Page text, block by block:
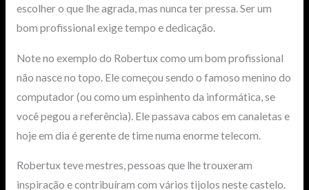
escolher o que lhe agrada, mas nunca ter pressa. Ser um
bom profissional exige tempo e dedicação.
Note no exemplo do Robertux como um bom profissional
não nasce no topo. Ele começou sendo o famoso menino do
computador (ou como um espinhento da informática, se
você pegou a referência). Ele passava cabos em canaletas e
hoje em dia é gerente de time numa enorme telecom.
Robertux teve mestres, pessoas que lhe trouxeram
inspiração e contribuíram com vários tijolos neste castelo.